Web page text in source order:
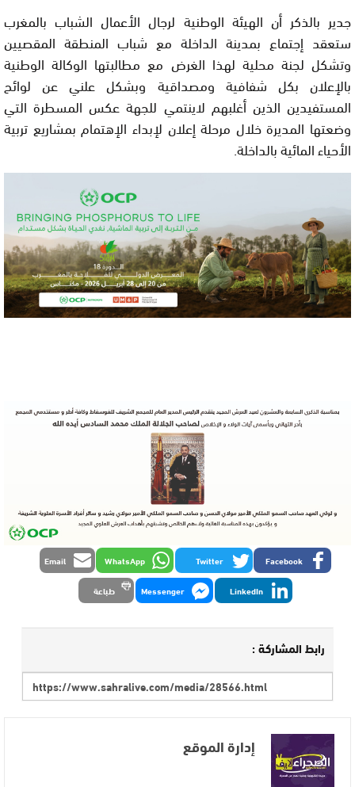
جدير بالذكر أن الهيئة الوطنية لرجال الأعمال الشباب بالمغرب
ستعقد إجتماع بمدينة الداخلة مع شباب المنطقة المقصيين
وتشكل لجنة محلية لهذا الغرض مع مطالبتها الوكالة الوطنية
بالإعلان بكل شفافية ومصداقية وبشكل علني عن لوائح
المستفيدين الذين أغلبهم لاينتمي للجهة عكس المسطرة التي
وضعتها المديرة خلال مرحلة إعلان لإبداء الإهتمام بمشاريع تربية
الأحياء المائية بالداخلة.
Facebook
Twitter
WhatsApp
Email
LinkedIn
Messenger طباعة
رابط المشاركة :
إدارة الموقع